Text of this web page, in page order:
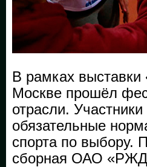
В рамках выставки
Москве прошёл
отрасли.
обязательные
спорта по выбору.
сборная ОАО